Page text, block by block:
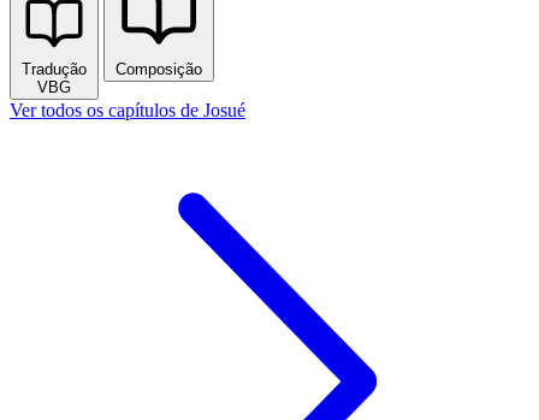
Tradução
VBG
Composição
Ver todos os capítulos de Josué